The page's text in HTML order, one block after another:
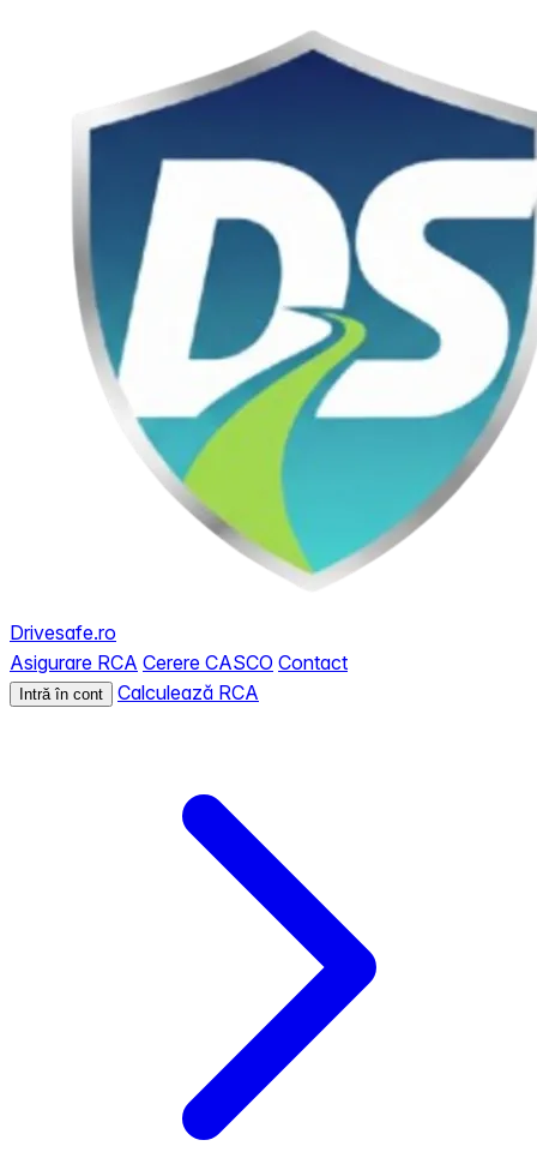
Drivesafe.ro
Asigurare RCA Cerere CASCO Contact
Intră în cont Calculează RCA